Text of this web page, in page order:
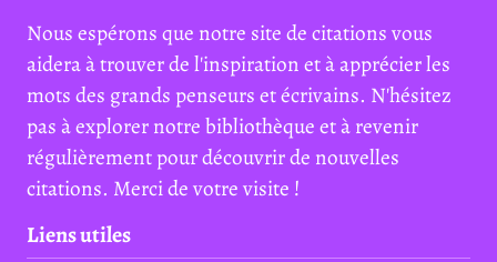
Nous espérons que notre site de citations vous
aidera à trouver de l'inspiration et à apprécier les
mots des grands penseurs et écrivains. N'hésitez
pas à explorer notre bibliothèque et à revenir
régulièrement pour découvrir de nouvelles
citations. Merci de votre visite !
Liens utiles